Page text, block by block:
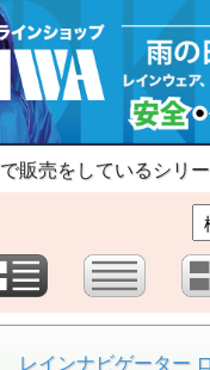
で販売をしているシリ
レインナビゲーター